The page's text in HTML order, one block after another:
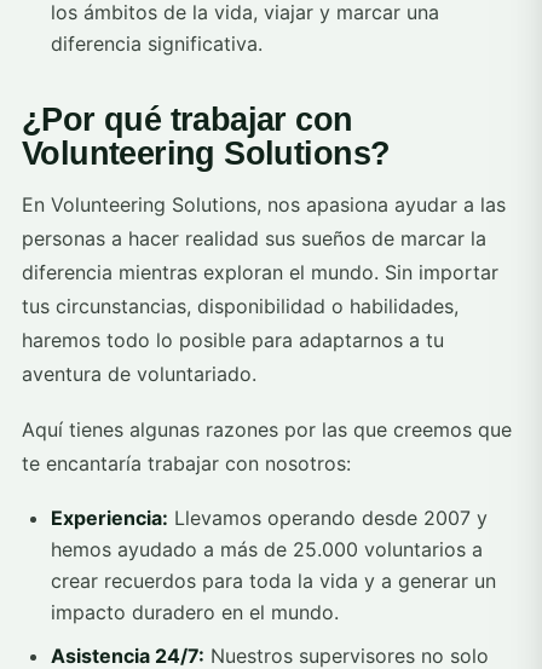
los ámbitos de la vida, viajar y marcar una
diferencia significativa.
¿Por qué trabajar con
Volunteering Solutions?
En Volunteering Solutions, nos apasiona ayudar a las
personas a hacer realidad sus sueños de marcar la
diferencia mientras exploran el mundo. Sin importar
tus circunstancias, disponibilidad o habilidades,
haremos todo lo posible para adaptarnos a tu
aventura de voluntariado.
Aquí tienes algunas razones por las que creemos que
te encantaría trabajar con nosotros:
Experiencia: Llevamos operando desde 2007 y
hemos ayudado a más de 25.000 voluntarios a
crear recuerdos para toda la vida y a generar un
impacto duradero en el mundo.
Asistencia 24/7: Nuestros supervisores no solo